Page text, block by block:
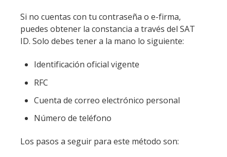
Si no cuentas con tu contraseña o e-firma,
puedes obtener la constancia a través del SAT
ID. Solo debes tener a la mano lo siguiente:
Identificación oficial vigente
RFC
Cuenta de correo electrónico personal
Número de teléfono
Los pasos a seguir para este método son: